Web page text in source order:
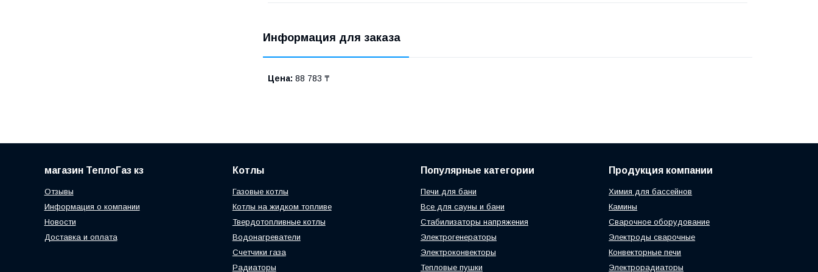
Информация для заказа
Цена: 88 783 ₸
магазин ТеплоГаз кз
Отзывы
Информация о компании
Новости
Доставка и оплата
Котлы
Газовые котлы
Котлы на жидком топливе
Твердотопливные котлы
Водонагреватели
Счетчики газа
Радиаторы
Популярные категории
Печи для бани
Все для сауны и бани
Стабилизаторы напряжения
Электрогенераторы
Электроконвекторы
Тепловые пушки
Продукция компании
Химия для бассейнов
Камины
Сварочное оборудование
Электроды сварочные
Конвекторные печи
Электрорадиаторы